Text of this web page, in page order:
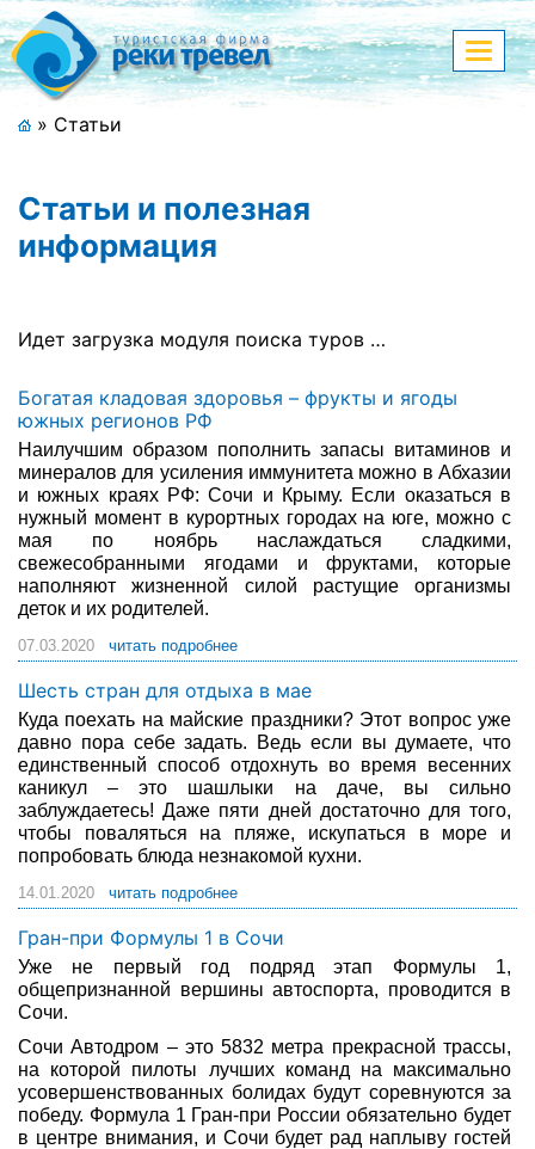
Меню
+7 (911) 182-44-68
Полная версия сайта
Праздничные туры
Страны и направления
Поиск тура
Туры по России
Круизы
Туры на пароме
Авиабилеты
Туристическая страховка
Услуги
О компании
Отзывы
меню
» Статьи
Статьи и полезная
информация
Идет загрузка модуля поиска туров …
Богатая кладовая здоровья – фрукты и ягоды
южных регионов РФ
Наилучшим образом пополнить запасы витаминов и
минералов для усиления иммунитета можно в Абхазии
и южных краях РФ: Сочи и Крыму. Если оказаться в
нужный момент в курортных городах на юге, можно с
мая по ноябрь наслаждаться сладкими,
свежесобранными ягодами и фруктами, которые
наполняют жизненной силой растущие организмы
деток и их родителей.
07.03.2020 читать подробнее
Шесть стран для отдыха в мае
Куда поехать на майские праздники? Этот вопрос уже
давно пора себе задать. Ведь если вы думаете, что
единственный способ отдохнуть во время весенних
каникул – это шашлыки на даче, вы сильно
заблуждаетесь! Даже пяти дней достаточно для того,
чтобы поваляться на пляже, искупаться в море и
попробовать блюда незнакомой кухни.
14.01.2020 читать подробнее
Гран-при Формулы 1 в Сочи
Уже не первый год подряд этап Формулы 1,
общепризнанной вершины автоспорта, проводится в
Сочи.
Сочи Автодром – это 5832 метра прекрасной трассы,
на которой пилоты лучших команд на максимально
усовершенствованных болидах будут соревнуются за
победу. Формула 1 Гран-при России обязательно будет
в центре внимания, и Сочи будет рад наплыву гостей